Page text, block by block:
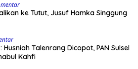
ke Tutut, Jusuf Hamka Singgung
Husniah Talenrang Dicopot, PAN Sulsel
Kahfi